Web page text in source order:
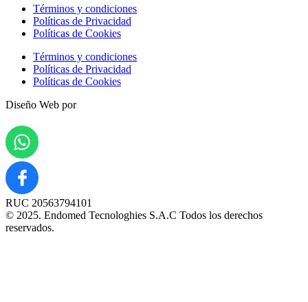
Términos y condiciones
Políticas de Privacidad
Políticas de Cookies
Términos y condiciones
Políticas de Privacidad
Políticas de Cookies
Diseño Web por
RUC 20563794101
© 2025. Endomed Tecnologhies S.A.C Todos los derechos
reservados.